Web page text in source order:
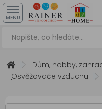
MENU
Dům, hobby,
Osvěžovače vzduchu